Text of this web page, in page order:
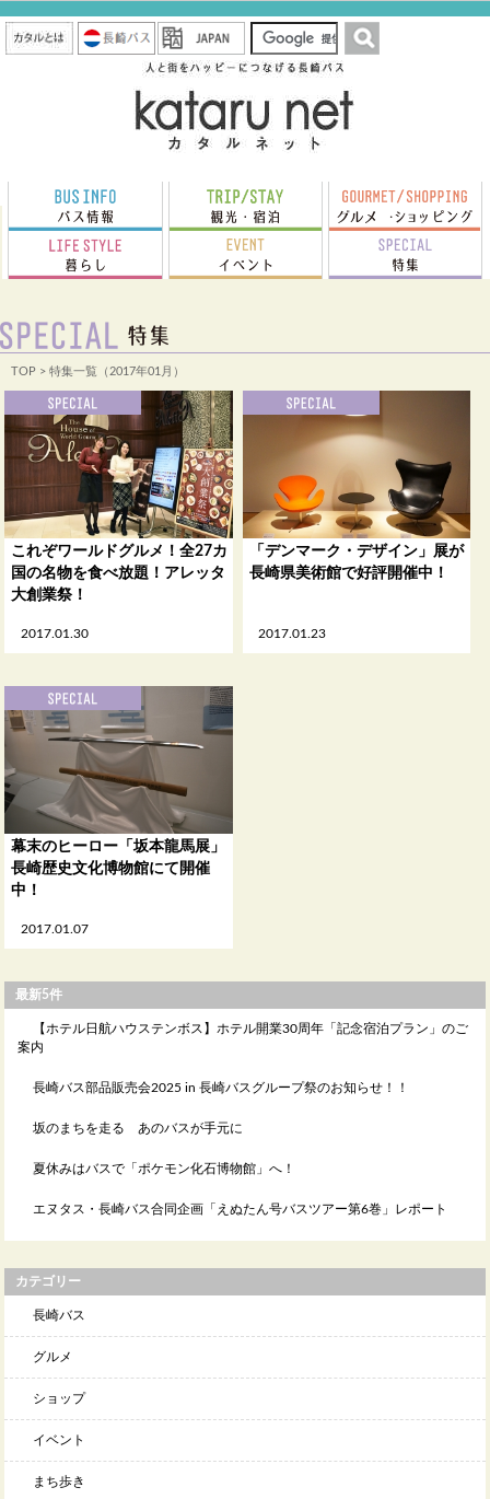
TOP > 特集一覧（2017年01月）
2017.01.30
これぞワールドグルメ！全27カ
国の名物を食べ放題！アレッタ
大創業祭！
2017.01.23
「デンマーク・デザイン」展が
長崎県美術館で好評開催中！
2017.01.07
幕末のヒーロー「坂本龍馬展」
長崎歴史文化博物館にて開催
中！
最新5件
【ホテル日航ハウステンボス】ホテル開業30周年「記念宿泊プラン」のご
案内
長崎バス部品販売会2025 in 長崎バスグループ祭のお知らせ！！
坂のまちを走る あのバスが手元に
夏休みはバスで「ポケモン化石博物館」へ！
エヌタス・長崎バス合同企画「えぬたん号バスツアー第6巻」レポート
カテゴリー
長崎バス
グルメ
ショップ
イベント
まち歩き